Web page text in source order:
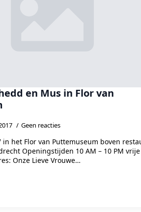
en Mus in Flor van
Geen reacties
in het Flor van Puttemuseum boven
Openingstijden 10 AM – 10 PM
Onze Lieve Vrouwe…